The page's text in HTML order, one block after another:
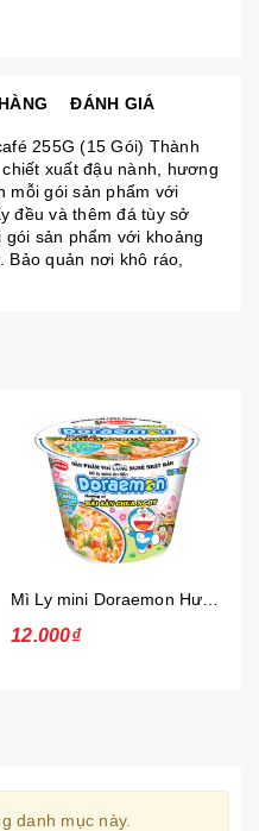
ĐÁNH GIÁ
255G (15 Gói) Thành
xuất đậu nành, hương
mỗi gói sản phẩm với
đều và thêm đá tùy sở
sản phẩm với khoảng
quản nơi khô ráo,
12.000₫
danh mục này.